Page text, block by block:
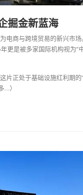
掘金新蓝海
电商与跨境贸易的新兴市
更是被多家国际机构视为“
正处于基础设施红利期
…）